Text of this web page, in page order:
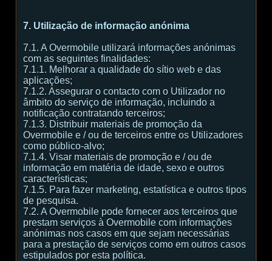
7. Utilização de informação anónima
7.1. A Overmobile utilizará informações anónimas
com as seguintes finalidades:
7.1.1. Melhorar a qualidade do sítio web e das
aplicações;
7.1.2. Assegurar o contacto com o Utilizador no
âmbito do serviço de informação, incluindo a
notificação contratando terceiros;
7.1.3. Distribuir materiais de promoção da
Overmobile e / ou de terceiros entre os Utilizadores
como público-alvo;
7.1.4. Visar materiais de promoção e / ou de
informação em matéria de idade, sexo e outros
características;
7.1.5. Para fazer marketing, estatística e outros tipos
de pesquisa.
7.2. A Overmobile pode fornecer aos terceiros que
prestam serviços à Overmobile com informações
anónimas nos casos em que sejam necessárias
para a prestação de serviços como em outros casos
estipulados por esta política.